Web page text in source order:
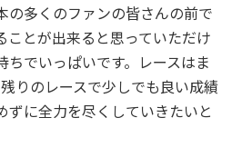
の多くのファンの皆さんの前で
ことが出来ると思っていただけ
ちでいっぱいです。レースはま
りのレースで少しでも良い成績
ずに全力を尽くしていきたいと